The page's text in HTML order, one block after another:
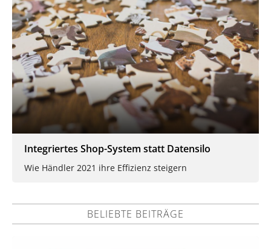
Integriertes Shop-System statt Datensilo
Wie Händler 2021 ihre Effizienz steigern
BELIEBTE BEITRÄGE